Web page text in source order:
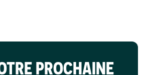
PROCHAINE